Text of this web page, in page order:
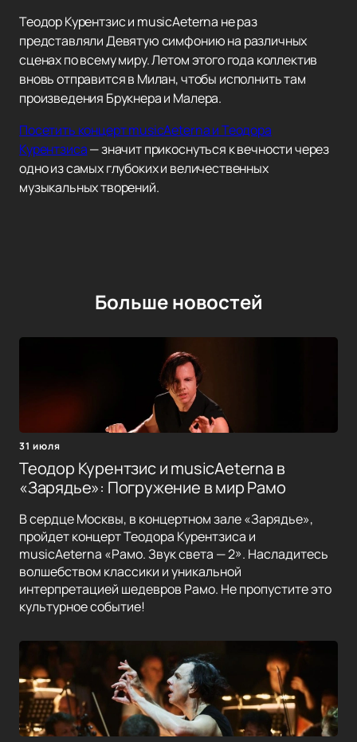
Теодор Курентзис и musicAeterna не раз
представляли Девятую симфонию на различных
сценах по всему миру. Летом этого года коллектив
вновь отправится в Милан, чтобы исполнить там
произведения Брукнера и Малера.
Посетить концерт musicAeterna и Теодора
Курентзиса— значит прикоснуться к вечности через
одно из самых глубоких и величественных
музыкальных творений.
Больше новостей
31 июля
Теодор Курентзис и musicAeterna в
«Зарядье»: Погружение в мир Рамо
В сердце Москвы, в концертном зале «Зарядье»,
пройдет концерт Теодора Курентзиса и
musicAeterna «Рамо. Звук света — 2». Насладитесь
волшебством классики и уникальной
интерпретацией шедевров Рамо. Не пропустите это
культурное событие!